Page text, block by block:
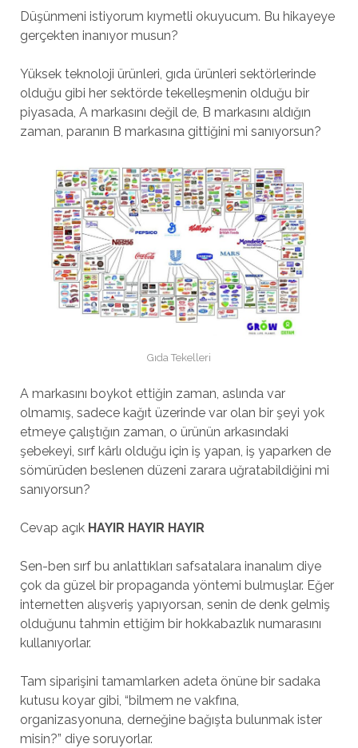
Düşünmeni istiyorum kıymetli okuyucum. Bu hikayeye
gerçekten inanıyor musun?
Yüksek teknoloji ürünleri, gıda ürünleri sektörlerinde
olduğu gibi her sektörde tekelleşmenin olduğu bir
piyasada, A markasını değil de, B markasını aldığın
zaman, paranın B markasına gittiğini mi sanıyorsun?
Gıda Tekelleri
A markasını boykot ettiğin zaman, aslında var
olmamış, sadece kağıt üzerinde var olan bir şeyi yok
etmeye çalıştığın zaman, o ürünün arkasındaki
şebekeyi, sırf kârlı olduğu için iş yapan, iş yaparken de
sömürüden beslenen düzeni zarara uğratabildiğini mi
sanıyorsun?
Cevap açık HAYIR HAYIR HAYIR
Sen-ben sırf bu anlattıkları safsatalara inanalım diye
çok da güzel bir propaganda yöntemi bulmuşlar. Eğer
internetten alışveriş yapıyorsan, senin de denk gelmiş
olduğunu tahmin ettiğim bir hokkabazlık numarasını
kullanıyorlar.
Tam siparişini tamamlarken adeta önüne bir sadaka
kutusu koyar gibi, “bilmem ne vakfına,
organizasyonuna, derneğine bağışta bulunmak ister
misin?” diye soruyorlar.